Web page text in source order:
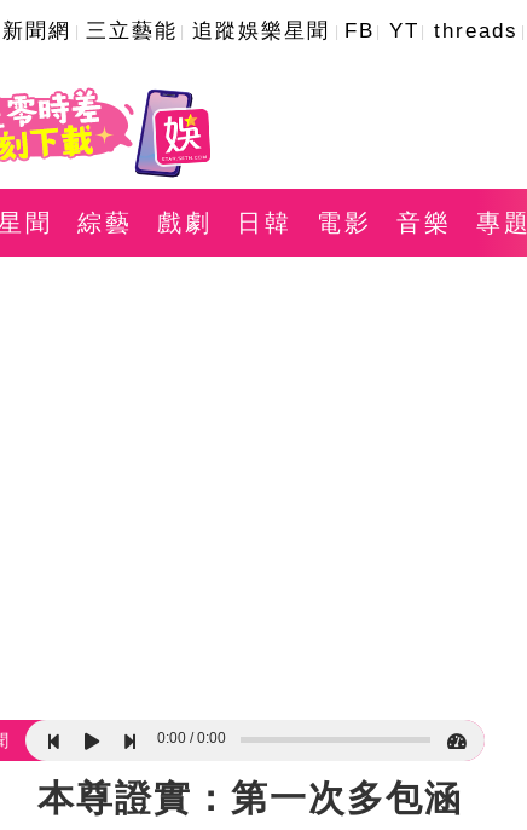
聞網 三立藝能 追蹤娛樂星聞 FB YT threads
聞 綜藝 戲劇 日韓 電影 音樂 專題
0:00 0:00
本尊證實：第一次多包涵